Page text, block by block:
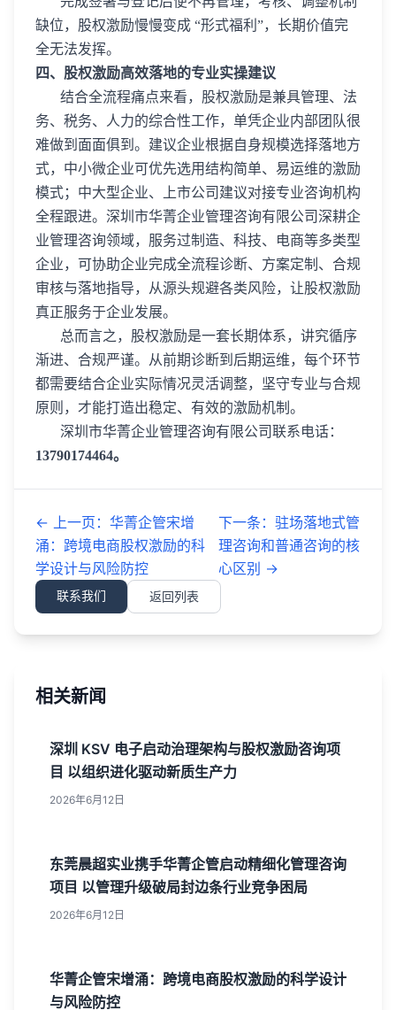
缺位，股权激励慢慢变成 “形式福利”，长期价值完
全无法发挥。
四、股权激励高效落地的专业实操建议
结合全流程痛点来看，股权激励是兼具管理、法
务、税务、人力的综合性工作，单凭企业内部团队很
难做到面面俱到。建议企业根据自身规模选择落地方
式，中小微企业可优先选用结构简单、易运维的激励
模式；中大型企业、上市公司建议对接专业咨询机构
全程跟进。深圳市华菁企业管理咨询有限公司深耕企
业管理咨询领域，服务过制造、科技、电商等多类型
企业，可协助企业完成全流程诊断、方案定制、合规
审核与落地指导，从源头规避各类风险，让股权激励
真正服务于企业发展。
总而言之，股权激励是一套长期体系，讲究循序
渐进、合规严谨。从前期诊断到后期运维，每个环节
都需要结合企业实际情况灵活调整，坚守专业与合规
原则，才能打造出稳定、有效的激励机制。
深圳市华菁企业管理咨询有限公司联系电话：
13790174464。
← 上一页 ： 华菁企管宋增
涌：跨境电商股权激励的科
学设计与风险防控
下一条 ：驻场落地式管
理咨询和普通咨询的核
心区别 →
联系我们 返回列表
相关新闻
深圳 KSV 电子启动治理架构与股权激励咨询项
目 以组织进化驱动新质生产力
2026年6月12日
东莞晨超实业携手华菁企管启动精细化管理咨询
项目 以管理升级破局封边条行业竞争困局
2026年6月12日
华菁企管宋增涌：跨境电商股权激励的科学设计
与风险防控